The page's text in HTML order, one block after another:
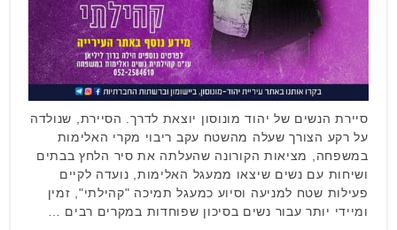
סיירת הנשים של יהוד מונוסון יוצאת לדרך. הסיירת, שנולדה
על רקע הצורך שעלה מהשטח עקב ריבוי מקרי האלימות
במשפחה, מציאות הקורונה שהעלתה את סיר הלחץ בבתים
ושיחות עם נשים שיצאו ממעגל האלימות, נועדה לקיים
פעילות שטח למניעה וסיוע כמעגל תמיכה "קהילתי", זמין
ומיידי יותר עבור נשים בסיכון שפוחדות במקרים רבים …